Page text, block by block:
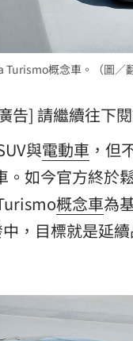
Turismo概念車。（圖／
告] 請繼續往下
與電動車 ，但
。如今官方終於
概念車為
，目標就是延